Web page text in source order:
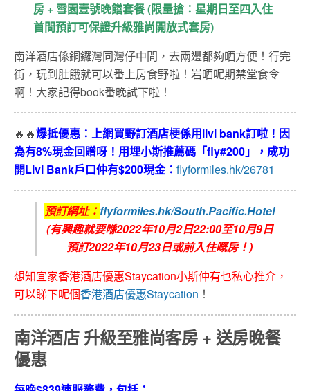
房 + 雪園壹號晚饍套餐 (限量搶：星期日至四入住
首間預訂可保證升級雅尚開放式套房)
南洋酒店係銅鑼灣同灣仔中間，去兩邊都夠晒方便！行完
街，玩到肚餓就可以番上房食野啦！岩晒呢期禁堂食令
啊！大家記得book番晚試下啦！
🔥🔥爆抵優惠：上網買野訂酒店梗係用livi bank訂啦！因
為有8%現金回贈呀！用埋小斯推薦碼「fly#200」，成功
開Livi Bank戶口仲有$200現金： flyformiles.hk/26781
預訂網址：flyformiles.hk/South.Pacific.Hotel
(有興趣就要喺2022年10月2日22:00至10月9日
預訂2022年10月23日或前入住嘅房！)
想知宜家香港酒店優惠Staycation小斯仲有乜私心推介，
可以睇下呢個香港酒店優惠Staycation ！
南洋酒店 升級至雅尚客房 + 送房晚餐
優惠